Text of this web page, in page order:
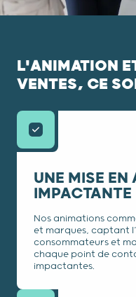
L'ANIMATION
VENTES, CE
UNE MISE EN
IMPACTANTE
Nos animations
et marques, captant
consommateurs et
chaque point de
impactantes.